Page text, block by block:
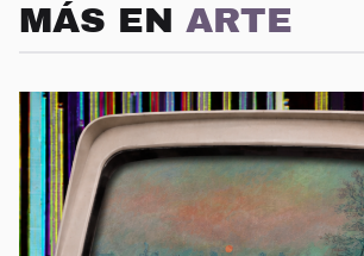
MÁS EN ARTE